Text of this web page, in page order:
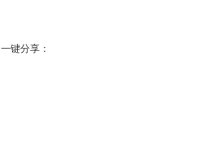
一键分享：